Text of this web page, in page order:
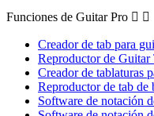
Funciones de Guitar Pro  
Creador de tab para
Reproductor de Guitar
Creador de tablaturas
Reproductor de tab de
Software de notación